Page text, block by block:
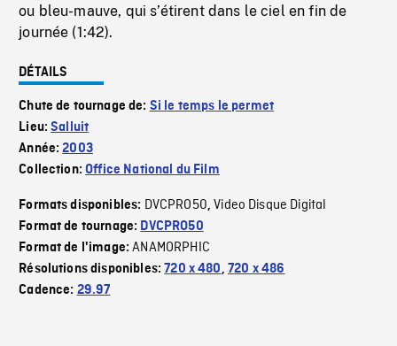
ou bleu-mauve, qui s’étirent dans le ciel en fin de
journée (1:42).
DÉTAILS
Chute de tournage de: Si le temps le permet
Lieu:Salluit
Année:2003
Collection:Office National du Film
Formats disponibles: DVCPRO50,Video Disque Digital
Format de tournage: DVCPRO50
Format de l'image:ANAMORPHIC
Résolutions disponibles:720 x 480, 720 x 486
Cadence: 29.97